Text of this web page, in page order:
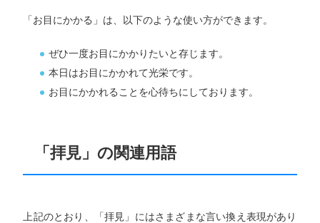
「お目にかかる」は、以下のような使い方ができます。
ぜひ一度お目にかかりたいと存じます。
本日はお目にかかれて光栄です。
お目にかかれることを心待ちにしております。
「拝見」の関連用語
上記のとおり、「拝見」にはさまざまな言い換え表現があり